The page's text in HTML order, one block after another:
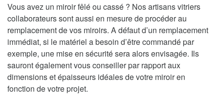
Vous avez un miroir fêlé ou cassé ? Nos artisans vitriers
collaborateurs sont aussi en mesure de procéder au
remplacement de vos miroirs. A défaut d’un remplacement
immédiat, si le matériel a besoin d’être commandé par
exemple, une mise en sécurité sera alors envisagée. Ils
sauront également vous conseiller par rapport aux
dimensions et épaisseurs idéales de votre miroir en
fonction de votre projet.